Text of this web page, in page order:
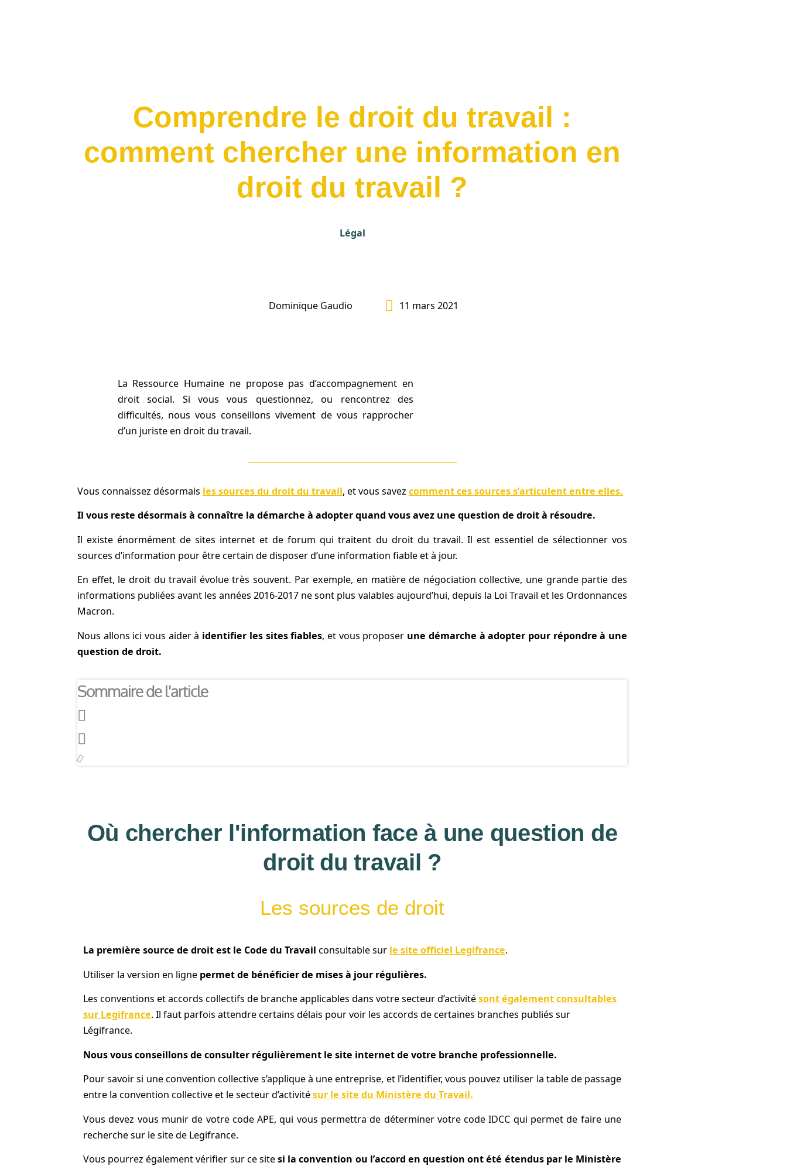
Comprendre le droit du travail :
comment chercher une information en
droit du travail ?
Légal
Dominique Gaudio 11 mars 2021
La Ressource Humaine ne propose pas d’accompagnement en
droit social. Si vous vous questionnez, ou rencontrez des
difficultés, nous vous conseillons vivement de vous rapprocher
d’un juriste en droit du travail.
Vous connaissez désormais les sources du droit du travail, et vous savez comment ces sources s’articulent entre elles.
Il vous reste désormais à connaître la démarche à adopter quand vous avez une question de droit à résoudre.
Il existe énormément de sites internet et de forum qui traitent du droit du travail. Il est essentiel de sélectionner vos
sources d’information pour être certain de disposer d’une information fiable et à jour.
En effet, le droit du travail évolue très souvent. Par exemple, en matière de négociation collective, une grande partie des
informations publiées avant les années 2016-2017 ne sont plus valables aujourd’hui, depuis la Loi Travail et les Ordonnances
Macron.
Nous allons ici vous aider à identifier les sites fiables, et vous proposer une démarche à adopter pour répondre à une
question de droit.
Sommaire de l'article
Où chercher l'information face à une question de
droit du travail ?
Les sources de droit
La première source de droit est le Code du Travail consultable sur le site officiel Legifrance.
Utiliser la version en ligne permet de bénéficier de mises à jour régulières.
Les conventions et accords collectifs de branche applicables dans votre secteur d’activitésont également consultables
sur Legifrance. Il faut parfois attendre certains délais pour voir les accords de certaines branches publiés sur
Légifrance.
Nous vous conseillons de consulter régulièrement le site internet de votre branche professionnelle.
Pour savoir si une convention collective s’applique à une entreprise, et l’identifier, vous pouvez utiliser la table de passage
entre la convention collective et le secteur d’activitésur le site du Ministère du Travail.
Vous devez vous munir de votre code APE, qui vous permettra de déterminer votre code IDCC qui permet de faire une
recherche sur le site de Legifrance.
Vous pourrez également vérifier sur ce sitesi la convention ou l’accord en question ont été étendus par le Ministère